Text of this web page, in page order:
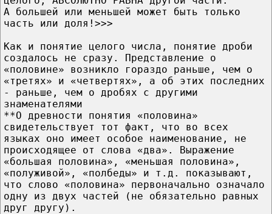
А большей или меньшей может быть только
часть или доля!>>>
Как и понятие целого числа, понятие дроби
создалось не сразу. Представление о
«половине» возникло гораздо раньше, чем о
«третях» и «четвертях», а об этих последних
- раньше, чем о дробях с другими
знаменателями
**О древности понятия «половина»
свидетельствует тот факт, что во всех
языках оно имеет особое наименование, не
происходящее от слова «два». Выражение
«бoльшая половина», «меньшая половина»,
«полуживой», «полбеды» и т.д. показывают,
что слово «половина» первоначально означало
одну из двух частей (не обязательно равных
друг другу).